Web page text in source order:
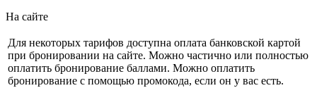
На сайте
Для некоторых тарифов доступна оплата банковской картой
при бронировании на сайте. Можно частично или полностью
оплатить бронирование баллами. Можно оплатить
бронирование с помощью промокода, если он у вас есть.